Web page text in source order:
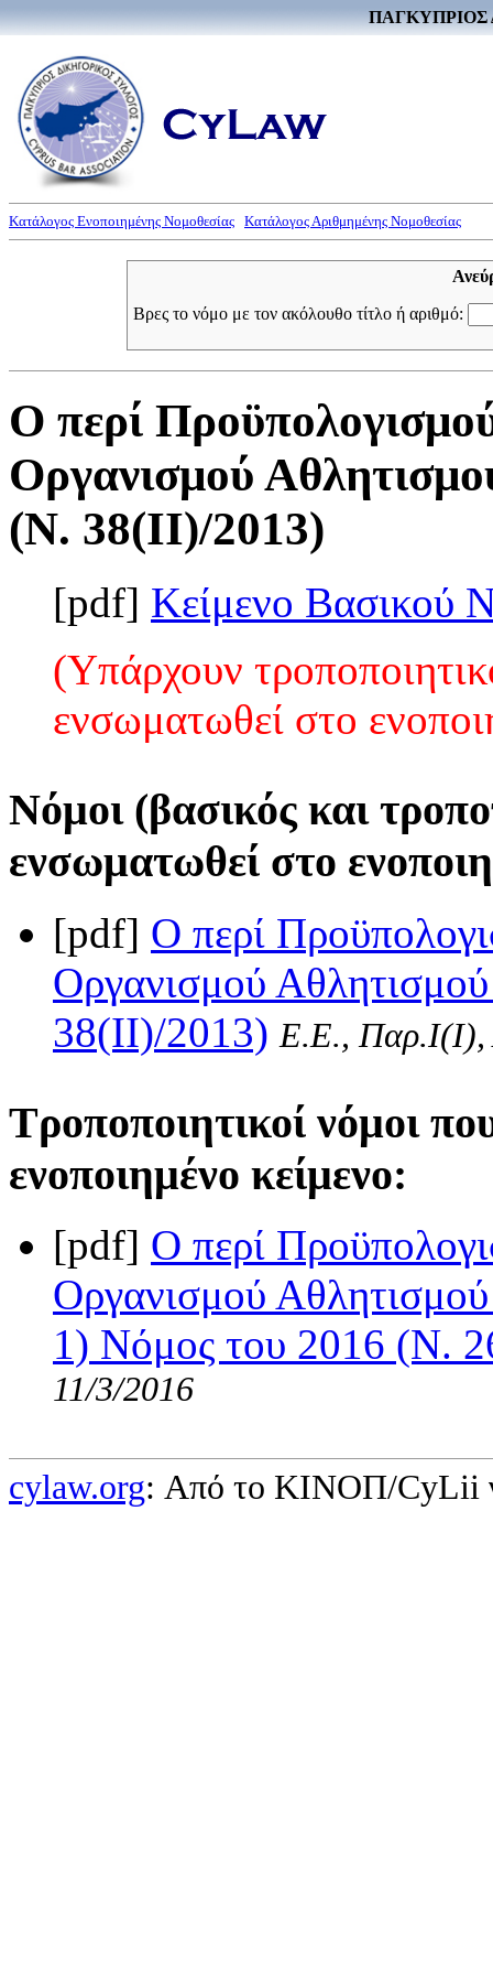
ΠΑΓΚΥΠΡΙΟΣ
Κατάλογος Ενοποιημένης Νομοθεσίας Κατάλογος Αριθμημένης Νομοθεσίας
Βρες το νόμο με τον ακόλουθο τίτλο ή αριθμό:
Ο περί
Οργανισμού
(Ν. 38(II)/2013)
[pdf] Κείμενο Βασικού
(Υπάρχουν
ενσωματωθεί στο
Νόμοι (βασικός και
ενσωματωθεί στο
[pdf] Ο περί
Οργανισμού
38(II)/2013) Ε.Ε., Παρ.Ι(I),
Τροποποιητικοί νόμοι
ενοποιημένο κείμενο:
[pdf] Ο περί
Οργανισμού
1) Νόμος του 2016 (Ν.
11/3/2016
cylaw.org: Από το ΚΙΝOΠ/CyLii